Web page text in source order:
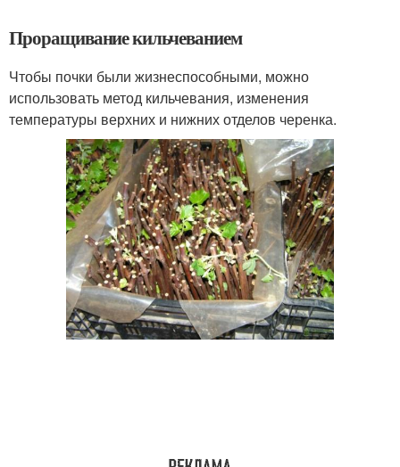
Проращивание кильчеванием
Чтобы почки были жизнеспособными, можно
использовать метод кильчевания, изменения
температуры верхних и нижних отделов черенка.